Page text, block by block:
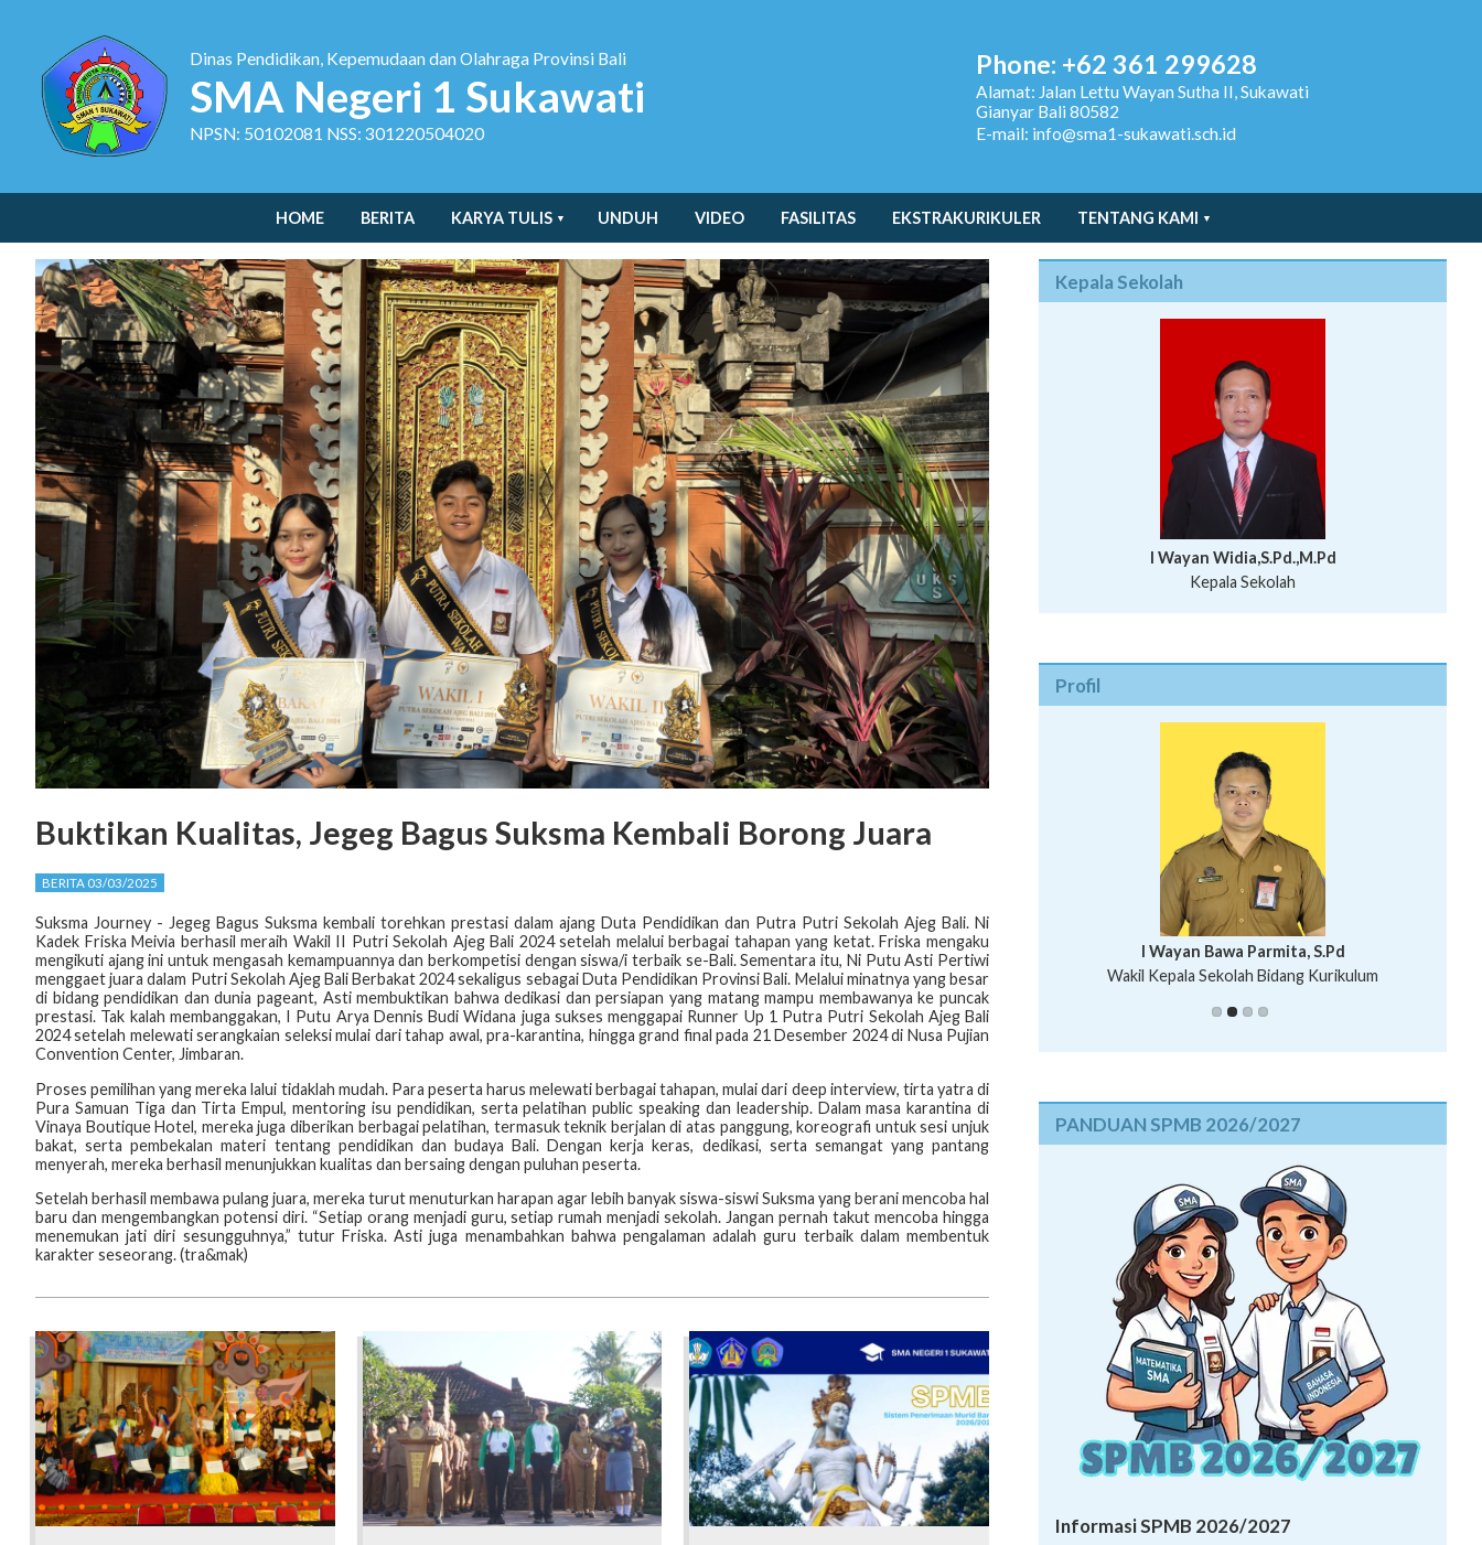
Dinas Pendidikan, Kepemudaan dan Olahraga Provinsi Bali
SMA Negeri 1 Sukawati
NPSN: 50102081 NSS: 301220504020
Phone: +62 361 299628
Alamat: Jalan Lettu Wayan Sutha II, Sukawati
Gianyar Bali 80582
E-mail: info@sma1-sukawati.sch.id
HOME BERITA KARYA TULIS UNDUH VIDEO FASILITAS EKSTRAKURIKULER TENTANG KAMI
Buktikan Kualitas, Jegeg Bagus Suksma Kembali Borong Juara
BERITA 03/03/2025
Suksma Journey - Jegeg Bagus Suksma kembali torehkan prestasi dalam ajang Duta Pendidikan dan Putra Putri Sekolah Ajeg Bali. Ni
Kadek Friska Meivia berhasil meraih Wakil II Putri Sekolah Ajeg Bali 2024 setelah melalui berbagai tahapan yang ketat. Friska mengaku
mengikuti ajang ini untuk mengasah kemampuannya dan berkompetisi dengan siswa/i terbaik se-Bali. Sementara itu, Ni Putu Asti Pertiwi
menggaet juara dalam Putri Sekolah Ajeg Bali Berbakat 2024 sekaligus sebagai Duta Pendidikan Provinsi Bali. Melalui minatnya yang besar
di bidang pendidikan dan dunia pageant, Asti membuktikan bahwa dedikasi dan persiapan yang matang mampu membawanya ke puncak
prestasi. Tak kalah membanggakan, I Putu Arya Dennis Budi Widana juga sukses menggapai Runner Up 1 Putra Putri Sekolah Ajeg Bali
2024 setelah melewati serangkaian seleksi mulai dari tahap awal, pra-karantina, hingga grand final pada 21 Desember 2024 di Nusa Pujian
Convention Center, Jimbaran.
Proses pemilihan yang mereka lalui tidaklah mudah. Para peserta harus melewati berbagai tahapan, mulai dari deep interview, tirta yatra di
Pura Samuan Tiga dan Tirta Empul, mentoring isu pendidikan, serta pelatihan public speaking dan leadership. Dalam masa karantina di
Vinaya Boutique Hotel, mereka juga diberikan berbagai pelatihan, termasuk teknik berjalan di atas panggung, koreografi untuk sesi unjuk
bakat, serta pembekalan materi tentang pendidikan dan budaya Bali. Dengan kerja keras, dedikasi, serta semangat yang pantang
menyerah, mereka berhasil menunjukkan kualitas dan bersaing dengan puluhan peserta.
Setelah berhasil membawa pulang juara, mereka turut menuturkan harapan agar lebih banyak siswa-siswi Suksma yang berani mencoba hal
baru dan mengembangkan potensi diri. “Setiap orang menjadi guru, setiap rumah menjadi sekolah. Jangan pernah takut mencoba hingga
menemukan jati diri sesungguhnya,” tutur Friska. Asti juga menambahkan bahwa pengalaman adalah guru terbaik dalam membentuk
karakter seseorang. (tra&mak)
Kepala Sekolah
I Wayan Widia,S.Pd.,M.Pd
Kepala Sekolah
Profil
Putu Suhartana, S.Pd.
I Wayan Bawa Parmita, S.Pd
Wakil Kepala Sekolah Bidang Kurikulum
I Wayan Gede Aditya Pratita, S.Pd., M.Sn
Ni Wayan Nopi Sutantri, S.Pd.
PANDUAN SPMB 2026/2027
Informasi SPMB 2026/2027